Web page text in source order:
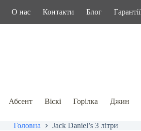
О нас Контакти Блог Гарантії
Абсент Віскі Горілка Джин
Головна
Jack Daniel’s 3 літри